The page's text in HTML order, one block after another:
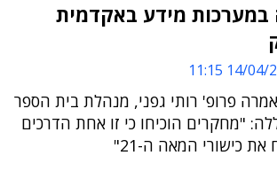
מידע באקדמית
14/04/
פרופ' רותי גפני, מנהלת בית הספר
"מחקרים הוכיחו כי זו אחת הדרכים
כישורי המאה ה-21"